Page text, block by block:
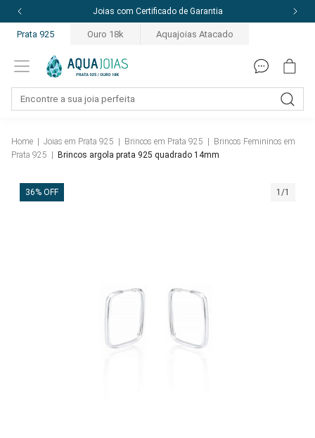
Joias com Certificado de Garantia
Prata 925 Ouro 18k Aquajoias Atacado
Home Joias em Prata 925 Brincos em Prata 925
Brincos Femininos em
Prata 925
Brincos argola prata 925 quadrado 14mm
36% OFF 1/1